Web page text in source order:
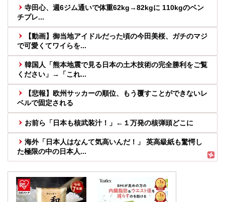
寺田心、週6ジム通いで体重62kg→82kgに 110kgのベン
チプレ...
【動画】御当地アイドルだった頃の今田美桜、ガチのマジ
で可愛くてワイらを...
韓国人「熊本地震で見る日本の土木技術の完全勝利をご覧
ください」→「これ...
【悲報】欧州サッカーの順位、もう覆すことができないレ
ベルで固定される
お前ら「日本も核武装汁！」←１万発の核弾頭どこに
海外「日本人はなんて気高いんだ！」 英高級紙も驚愕し
た極限の中の日本人...